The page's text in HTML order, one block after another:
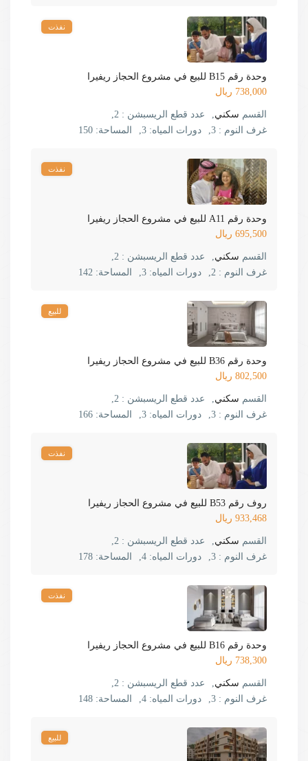
نفذت
وحدة رقم B15 للبيع في مشروع الحجاز ريفيرا
738,000 ريال
القسم سكني عدد قطع الريسبشن : 2,
غرف النوم : 3, دورات المياه:3, المساحة:150
نفذت
وحدة رقم A11 للبيع في مشروع الحجاز ريفيرا
695,500 ريال
القسم سكني عدد قطع الريسبشن : 2,
غرف النوم :
دورات المياه:3, المساحة: 142
للبيع
وحدة رقم B36 للبيع في مشروع الحجاز ريفيرا
802,500 ريال
القسم سكني عدد قطع الريسبشن : 2,
غرف النوم : 3, دورات المياه:3, المساحة:166
نفذت
روف رقم B53 للبيع في مشروع الحجاز ريفيرا
933,468 ريال
القسم سكني عدد قطع الريسبشن : 2,
غرف النوم : 3, دورات المياه:4, المساحة:178
نفذت
وحدة رقم B16 للبيع في مشروع الحجاز ريفيرا
738,300 ريال
القسم سكني عدد قطع الريسبشن : 2,
غرف النوم : 3, دورات المياه:4, المساحة:148
للبيع